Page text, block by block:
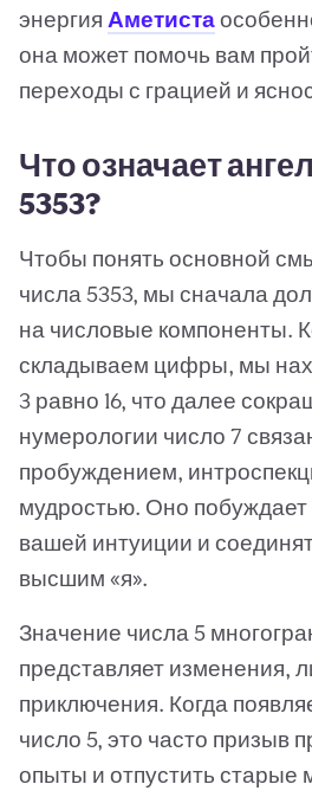
энергия Аметиста
она может помочь вам
переходы с грацией и
Что означает
5353?
Чтобы понять основной
числа 5353, мы сначала
на числовые компоненты.
складываем цифры, мы
3 равно 16, что далее
нумерологии число 7
пробуждением,
мудростью. Оно побуждает
вашей интуиции и
высшим «я».
Значение числа 5
представляет изменения,
приключения. Когда
число 5, это часто призыв
опыты и отпустить старые